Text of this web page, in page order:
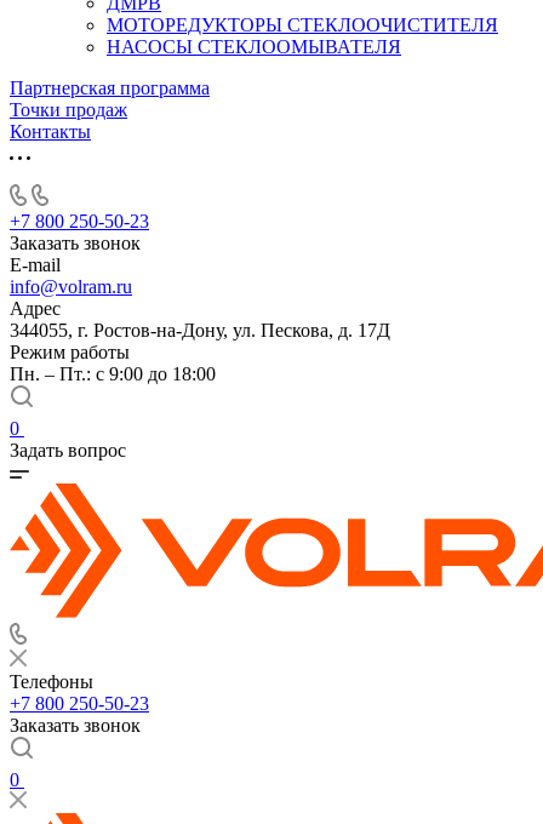
МОТОРЕДУКТОРЫ СТЕКЛООЧИСТИТЕЛЯ
НАСОСЫ СТЕКЛООМЫВАТЕЛЯ
Партнерская программа
Точки продаж
Контакты
+7 800 250-50-23
Заказать звонок
E-mail
info@volram.ru
Адрес
344055, г. Ростов-на-Дону, ул. Пескова, д. 17Д
Режим работы
Пн. – Пт.: с 9:00 до 18:00
0
Задать вопрос
Телефоны
+7 800 250-50-23
Заказать звонок
0